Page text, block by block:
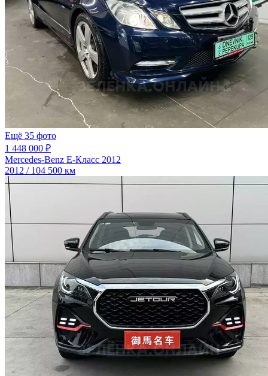
Ещё 35 фото
1 448 000 ₽
Mercedes-Benz E-Класс 2012
2012 / 104 500 км